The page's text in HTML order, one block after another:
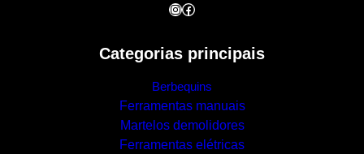
InstagramFacebook
Categorias principais
Berbequins
Ferramentas manuais
Martelos demolidores
Ferramentas elétricas